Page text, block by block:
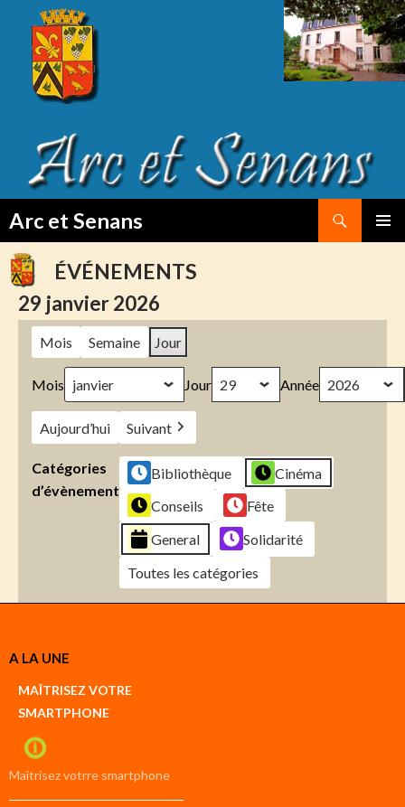
Arc et Senans
TO
CONTENTÉVÉNEMENTS
29 janvier 2026
Mois Semaine Jour
Mois Jour Année
Aujourd’hui Suivant
Catégories
d’évènement
Bibliothèque
Cinéma
Conseils
Fête
General
Solidarité
Toutes les catégories
Créer
compte
compte
A LA UNE
MAÎTRISEZ VOTRE
SMARTPHONE
Maîtrisez votrre smartphone